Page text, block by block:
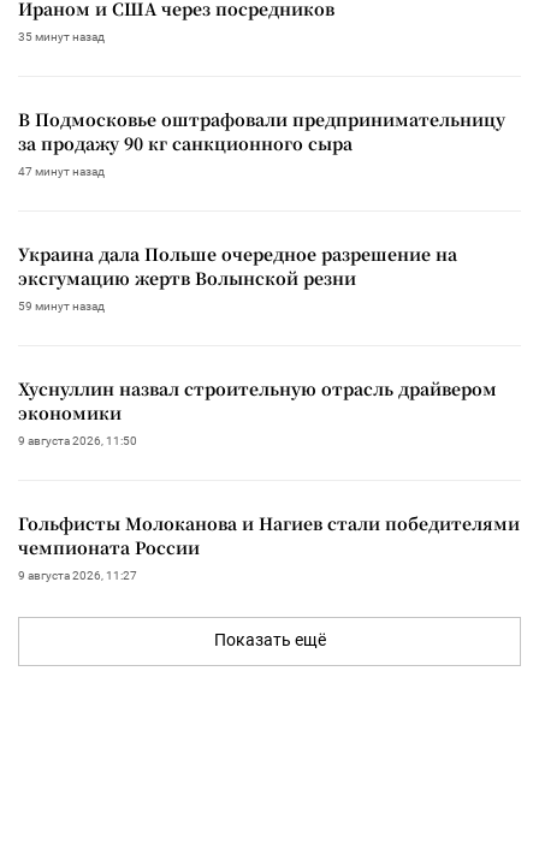
Ираном и США через посредников
35 минут назад
В Подмосковье оштрафовали предпринимательницу
за продажу 90 кг санкционного сыра
47 минут назад
Украина дала Польше очередное разрешение на
эксгумацию жертв Волынской резни
59 минут назад
Хуснуллин назвал строительную отрасль драйвером
экономики
9 августа 2026, 11:50
Гольфисты Молоканова и Нагиев стали победителями
чемпионата России
9 августа 2026, 11:27
Показать ещё